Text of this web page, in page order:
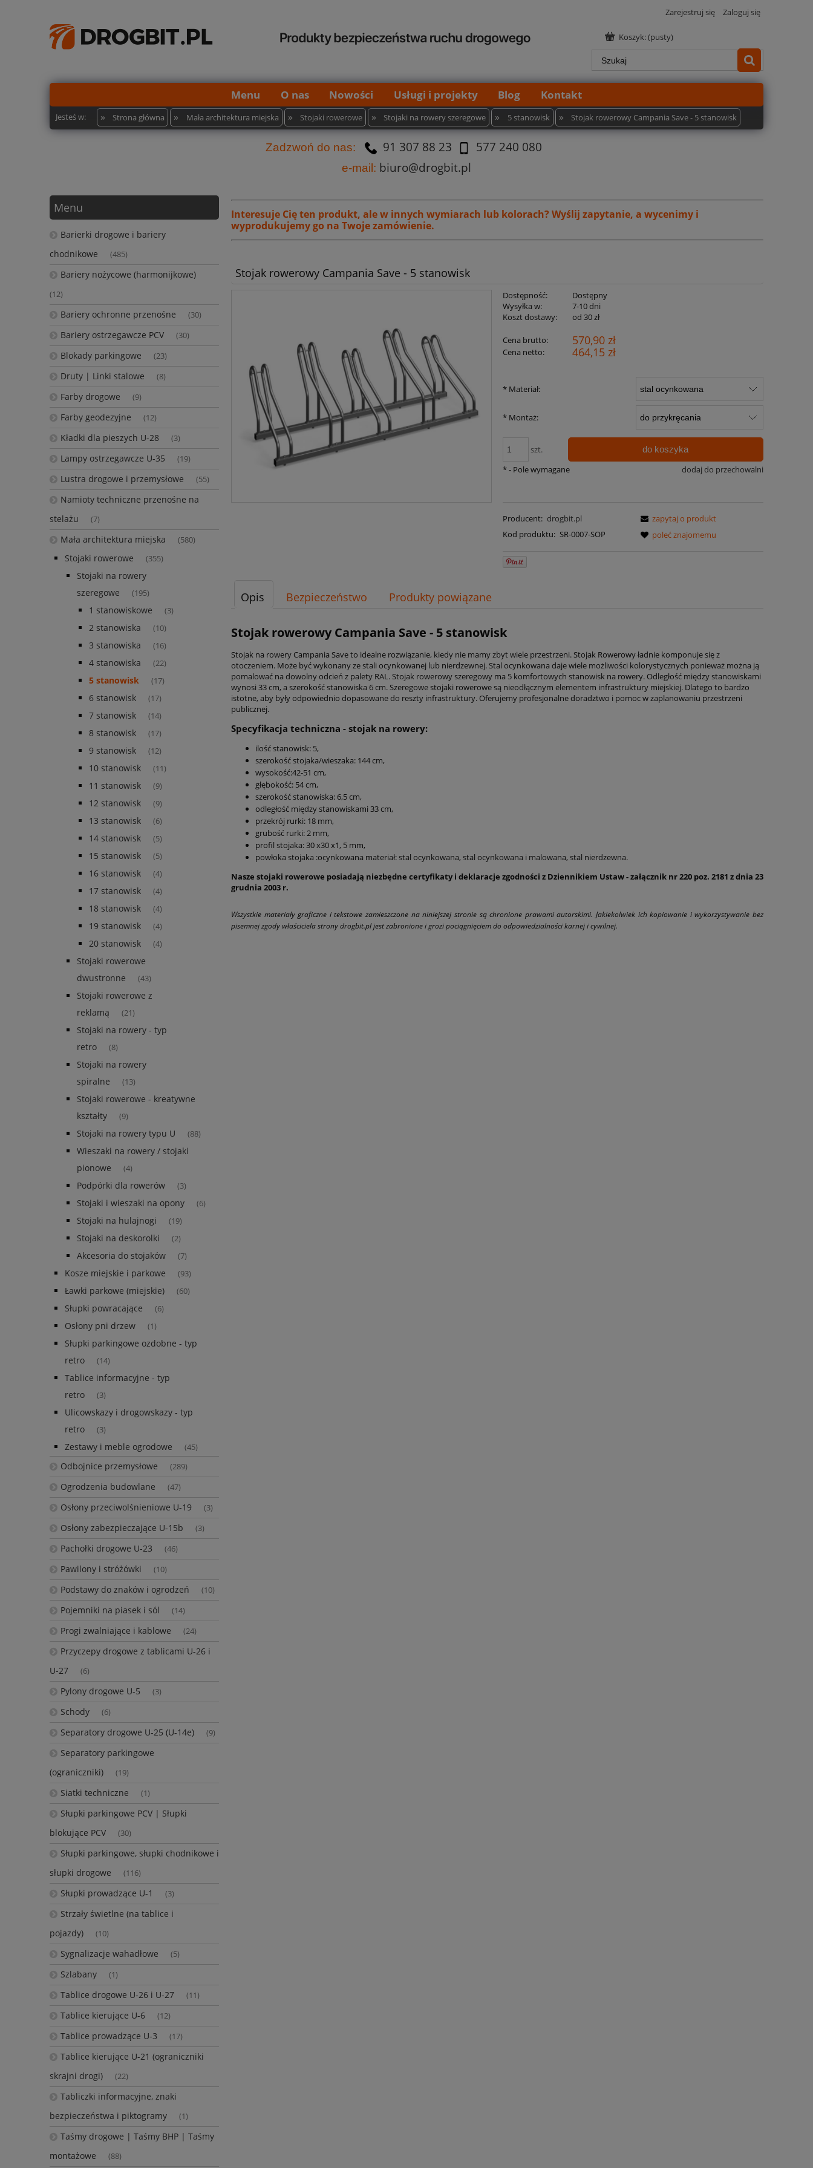
Zarejestruj się Zaloguj się
Koszyk:(pusty)
Menu O nas Nowości Usługi i projekty Blog Kontakt
Jesteś w: » Strona główna » Mała architektura miejska » Stojaki rowerowe » Stojaki na rowery szeregowe » 5 stanowisk » Stojak rowerowy Campania Save - 5 stanowisk
Zadzwoń do nas: 91 307 88 23 577 240 080
e-mail: biuro@drogbit.pl
Menu
Barierki drogowe i bariery
chodnikowe
(485)
Bariery nożycowe (harmonijkowe)
(12)
Bariery ochronne przenośne (30)
Bariery ostrzegawcze PCV (30)
Blokady parkingowe (23)
Druty | Linki stalowe (8)
Farby drogowe (9)
Farby geodezyjne (12)
Kładki dla pieszych U-28 (3)
Lampy ostrzegawcze U-35 (19)
Lustra drogowe i przemysłowe (55)
Namioty techniczne przenośne na
stelażu
(7)
Mała architektura miejska (580)
Stojaki rowerowe (355)
Stojaki na rowery
szeregowe
(195)
1 stanowiskowe (3)
2 stanowiska (10)
3 stanowiska (16)
4 stanowiska (22)
5 stanowisk (17)
6 stanowisk (17)
7 stanowisk (14)
8 stanowisk (17)
9 stanowisk (12)
10 stanowisk (11)
11 stanowisk (9)
12 stanowisk (9)
13 stanowisk (6)
14 stanowisk (5)
15 stanowisk (5)
16 stanowisk (4)
17 stanowisk (4)
18 stanowisk (4)
19 stanowisk (4)
20 stanowisk (4)
Stojaki rowerowe
dwustronne
(43)
Stojaki rowerowe z
reklamą
(21)
Stojaki na rowery - typ
retro
(8)
Stojaki na rowery
spiralne
(13)
Stojaki rowerowe - kreatywne
kształty
(9)
Stojaki na rowery typu U (88)
Wieszaki na rowery / stojaki
pionowe
(4)
Podpórki dla rowerów (3)
Stojaki i wieszaki na opony (6)
Stojaki na hulajnogi (19)
Stojaki na deskorolki (2)
Akcesoria do stojaków (7)
Kosze miejskie i parkowe (93)
Ławki parkowe (miejskie) (60)
Słupki powracające (6)
Osłony pni drzew (1)
Słupki parkingowe ozdobne - typ
retro
(14)
Tablice informacyjne - typ
retro
(3)
Ulicowskazy i drogowskazy - typ
retro
(3)
Zestawy i meble ogrodowe (45)
Odbojnice przemysłowe (289)
Ogrodzenia budowlane (47)
Osłony przeciwolśnieniowe U-19 (3)
Osłony zabezpieczające U-15b (3)
Pachołki drogowe U-23 (46)
Pawilony i stróżówki (10)
Podstawy do znaków i ogrodzeń (10)
Pojemniki na piasek i sól (14)
Progi zwalniające i kablowe (24)
Przyczepy drogowe z tablicami U-26 i
U-27
(6)
Pylony drogowe U-5 (3)
Schody (6)
Separatory drogowe U-25 (U-14e) (9)
Separatory parkingowe
(ograniczniki)
(19)
Siatki techniczne (1)
Słupki parkingowe PCV | Słupki
blokujące PCV
(30)
Słupki parkingowe, słupki chodnikowe i
słupki drogowe
(116)
Słupki prowadzące U-1 (3)
Strzały świetlne (na tablice i
pojazdy)
(10)
Sygnalizacje wahadłowe (5)
Szlabany (1)
Tablice drogowe U-26 i U-27 (11)
Tablice kierujące U-6 (12)
Tablice prowadzące U-3 (17)
Tablice kierujące U-21 (ograniczniki
skrajni drogi)
(22)
Tabliczki informacyjne, znaki
bezpieczeństwa i piktogramy
(1)
Taśmy drogowe | Taśmy BHP | Taśmy
montażowe
(88)
Interesuje Cię ten produkt, ale w innych wymiarach lub kolorach? Wyślij zapytanie, a wycenimy i
wyprodukujemy go na Twoje zamówienie.
Stojak rowerowy Campania Save - 5 stanowisk
Dostępność:
Dostępny
Wysyłka w:
7-10 dni
Koszt dostawy:
od 30 zł
Cena brutto: 570,90 zł
Cena netto: 464,15 zł
* Materiał:
* Montaż:
szt. do koszyka
dodaj do przechowalni
*- Pole wymagane
Producent: drogbit.pl
Kod produktu: SR-0007-SOP
zapytaj o produkt
poleć znajomemu
Opis Bezpieczeństwo Produkty powiązane
Stojak rowerowy Campania Save - 5 stanowisk
Stojak na rowery Campania Save to idealne rozwiązanie, kiedy nie mamy zbyt wiele przestrzeni. Stojak Rowerowy ładnie komponuje się z
otoczeniem. Może być wykonany ze stali ocynkowanej lub nierdzewnej. Stal ocynkowana daje wiele możliwości kolorystycznych ponieważ można ją
pomalować na dowolny odcień z palety RAL. Stojak rowerowy szeregowy ma 5 komfortowych stanowisk na rowery. Odległość między stanowiskami
wynosi 33 cm, a szerokość stanowiska 6 cm. Szeregowe stojaki rowerowe są nieodłącznym elementem infrastruktury miejskiej. Dlatego to bardzo
istotne, aby były odpowiednio dopasowane do reszty infrastruktury. Oferujemy profesjonalne doradztwo i pomoc w zaplanowaniu przestrzeni
publicznej.
Specyfikacja techniczna - stojak na rowery:
ilość stanowisk: 5,
szerokość stojaka/wieszaka: 144 cm,
wysokość:42-51 cm,
głębokość: 54 cm,
szerokość stanowiska: 6,5 cm,
odległość między stanowiskami 33 cm,
przekrój rurki: 18 mm,
grubość rurki: 2 mm,
profil stojaka: 30 x30 x1, 5 mm,
powłoka stojaka :ocynkowana materiał: stal ocynkowana, stal ocynkowana i malowana, stal nierdzewna.
Nasze stojaki rowerowe posiadają niezbędne certyfikaty i deklaracje zgodności z Dziennikiem Ustaw - załącznik nr 220 poz. 2181 z dnia 23
grudnia 2003 r.
Wszystkie materiały graficzne i tekstowe zamieszczone na niniejszej stronie są chronione prawami autorskimi. Jakiekolwiek ich kopiowanie i wykorzystywanie bez
pisemnej zgody właściciela strony drogbit.pl jest zabronione i grozi pociągnięciem do odpowiedzialności karnej i cywilnej.